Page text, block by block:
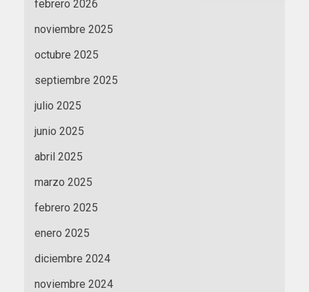
febrero 2026
noviembre 2025
octubre 2025
septiembre 2025
julio 2025
junio 2025
abril 2025
marzo 2025
febrero 2025
enero 2025
diciembre 2024
noviembre 2024